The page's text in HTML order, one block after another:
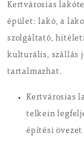
Kertvárosias
épület: lakó, a
szolgáltató,
kulturális, szállás
tartalmazhat.
Kertvárosias
telkein
építési